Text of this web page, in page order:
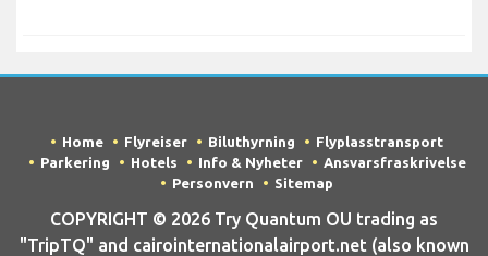
Home Flyreiser Biluthyrning
Flyplasstransport
Parkering
Hotels Info & Nyheter
Ansvarsfraskrivelse
Personvern
Sitemap
COPYRIGHT © 2026 Try Quantum OU trading as
"TripTQ" and cairointernationalairport.net (also known